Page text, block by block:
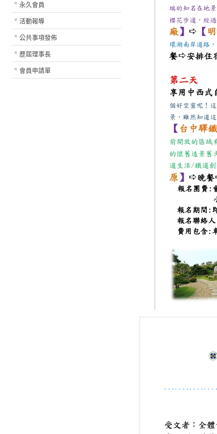
永久會員
活動報導
公共事項發佈
歷屆理事長
會員申請單